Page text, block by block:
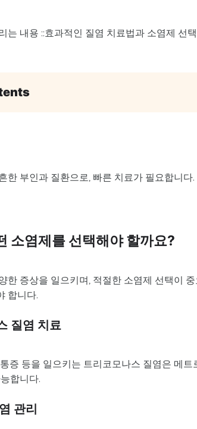
는 내용 ::효과적인 질염 치료법과 소염제 선택
한 부인과 질환으로, 빠른 치료가 필요합니
소염제를 선택해야 할까요?
한 증상을 일으키며, 적절한 소염제 선택이
합니다.
질염 치료
증 등을 일으키는 트리코모나스 질염은 메
합니다.
관리